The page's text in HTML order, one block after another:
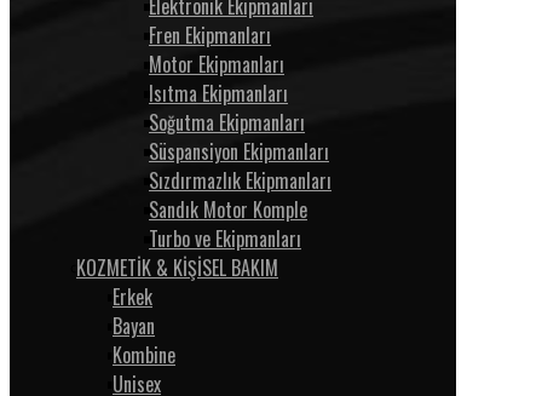
Elektronik Ekipmanları
Fren Ekipmanları
Motor Ekipmanları
Isıtma Ekipmanları
Soğutma Ekipmanları
Süspansiyon Ekipmanları
Sızdırmazlık Ekipmanları
Sandık Motor Komple
Turbo ve Ekipmanları
KOZMETİK & KİŞİSEL BAKIM
Erkek
Bayan
Kombine
Unisex